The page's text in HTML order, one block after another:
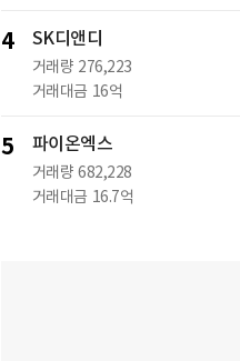
4 SK디앤디
거래량 276,223
거래대금 16억
5 파이온엑스
거래량 682,228
거래대금 16.7억